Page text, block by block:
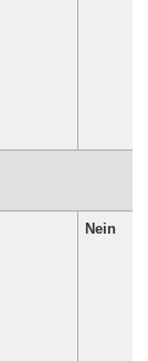
Nein